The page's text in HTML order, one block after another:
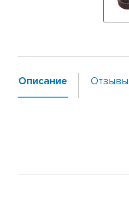
Описание Отзывы